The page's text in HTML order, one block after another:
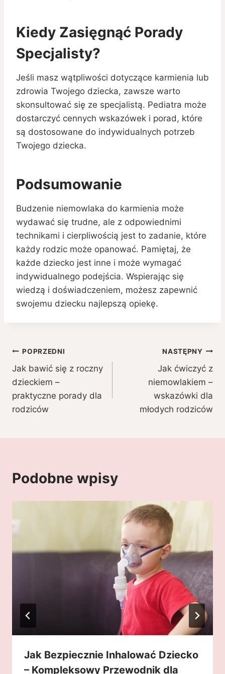
Kiedy Zasięgnąć Porady
Specjalisty?
Jeśli masz wątpliwości dotyczące karmienia lub
zdrowia Twojego dziecka, zawsze warto
skonsultować się ze specjalistą. Pediatra może
dostarczyć cennych wskazówek i porad, które
są dostosowane do indywidualnych potrzeb
Twojego dziecka.
Podsumowanie
Budzenie niemowlaka do karmienia może
wydawać się trudne, ale z odpowiednimi
technikami i cierpliwością jest to zadanie, które
każdy rodzic może opanować. Pamiętaj, że
każde dziecko jest inne i może wymagać
indywidualnego podejścia. Wspierając się
wiedzą i doświadczeniem, możesz zapewnić
swojemu dziecku najlepszą opiekę.
Nawigacja
wpisu
POPRZEDNI
Jak bawić się z roczny
dzieckiem –
praktyczne porady dla
rodziców
NASTĘPNY
Jak ćwiczyć z
niemowlakiem –
wskazówki dla
młodych rodziców
Podobne wpisy
Jak Bezpiecznie Inhalować Dziecko
– Kompleksowy Przewodnik dla